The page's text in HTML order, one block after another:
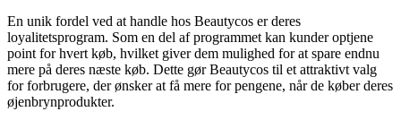
En unik fordel ved at handle hos Beautycos er deres
loyalitetsprogram. Som en del af programmet kan kunder optjene
point for hvert køb, hvilket giver dem mulighed for at spare endnu
mere på deres næste køb. Dette gør Beautycos til et attraktivt valg
for forbrugere, der ønsker at få mere for pengene, når de køber deres
øjenbrynprodukter.